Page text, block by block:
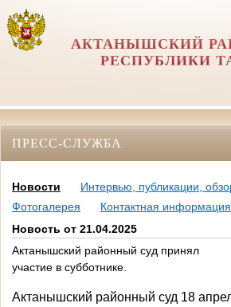
АКТАНЫШСКИЙ
РЕСПУБЛИКИ
ПРЕСС-СЛУЖБА
Новости
Интервью, публикации,
Фотогалерея
Контактная информация
Новость от 21.04.2025
Актанышский районный суд принял
участие в субботнике.
Актанышский районный суд 18